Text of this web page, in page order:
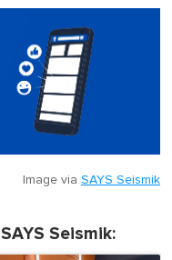
Image via SAYS Seismik
Seismik: